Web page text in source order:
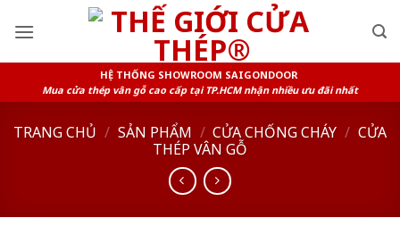
HỆ THỐNG SHOWROOM SAIGONDOOR
Mua cửa thép vân gỗ cao cấp tại TP.HCM nhận nhiều ưu đãi nhất
TRANG CHỦ / SẢN PHẨM / CỬA CHỐNG CHÁY / CỬA
THÉP VÂN GỖ